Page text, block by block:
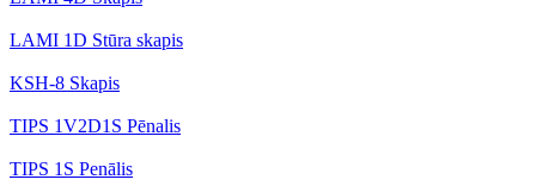
LAMI 1D Stūra skapis
KSH-8 Skapis
TIPS 1V2D1S Pēnalis
TIPS 1S Penālis